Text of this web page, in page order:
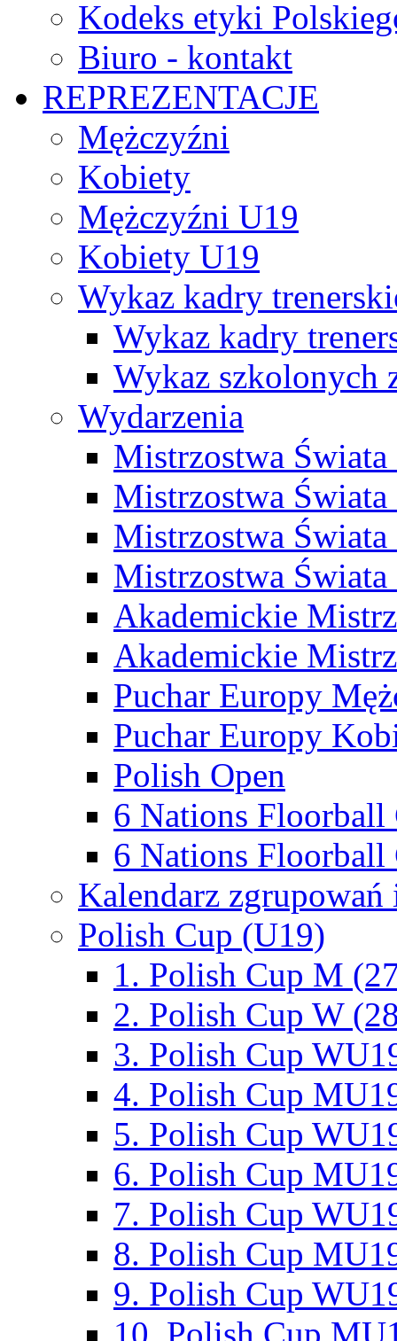
Kodeks etyki
Biuro - kontakt
REPREZENTACJE
Mężczyźni
Kobiety
Mężczyźni U19
Kobiety U19
Wykaz kadry
Wykaz kadry
Wykaz szkolonych
Wydarzenia
Mistrzostwa
Mistrzostwa
Mistrzostwa
Mistrzostwa
Akademickie
Akademickie
Puchar Europy
Puchar Europy
Polish Open
6 Nations Floorball
6 Nations Floorball
Kalendarz
Polish Cup (U19)
1. Polish Cup M
2. Polish Cup W
3. Polish Cup
4. Polish Cup
5. Polish Cup
6. Polish Cup
7. Polish Cup
8. Polish Cup
9. Polish Cup
10. Polish Cup